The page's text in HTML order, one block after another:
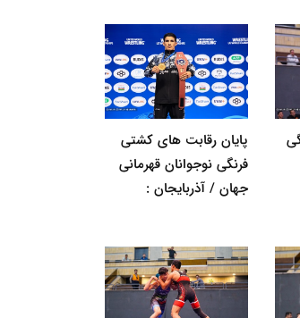
پایان رقابت های کشتی
فرنگی نوجوانان قهرمانی
جهان / آذربایجان :